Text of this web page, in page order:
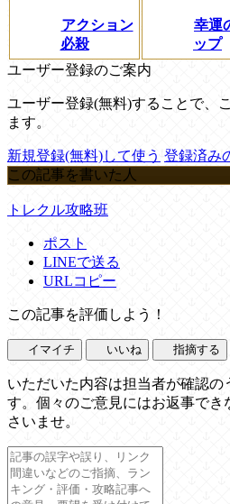
アクション
必殺
幸運
ップ
ユーザー登録のご案内
ユーザー登録(無料)することで、
ます。
新規登録(無料)して使う 登録済み
この記事を書いた人
トレクル攻略班
ポスト
LINEで送る
URLコピー
この記事を評価しよう！
イマイチ いいね 指摘する
いただいた内容は担当者が確認の
す。個々のご意見にはお返事で
さいませ。